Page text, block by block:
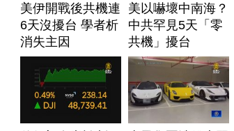
美伊開戰後共機連
6天沒擾台 學者析
消失主因
美以嚇壞中南海？
中共罕見5天「零
共機」擾台